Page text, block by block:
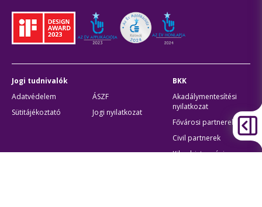
Jogi tudnivalók
Adatvédelem
ÁSZF
Sütitájékoztató
Jogi nyilatkozat
BKK
Akadálymentesítési
nyilatkozat
Fővárosi partnerek
Civil partnerek
Kiberbiztonsági